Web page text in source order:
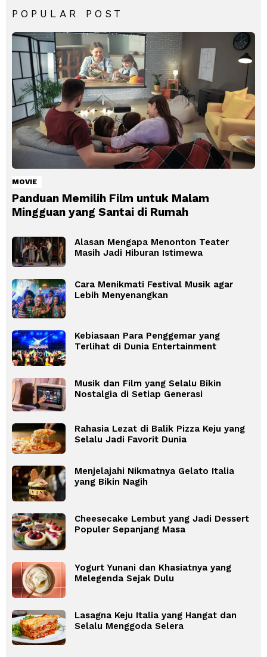
POPULAR POST
MOVIE
Panduan Memilih Film untuk Malam
Mingguan yang Santai di Rumah
Alasan Mengapa Menonton Teater
Masih Jadi Hiburan Istimewa
Cara Menikmati Festival Musik agar
Lebih Menyenangkan
Kebiasaan Para Penggemar yang
Terlihat di Dunia Entertainment
Musik dan Film yang Selalu Bikin
Nostalgia di Setiap Generasi
Rahasia Lezat di Balik Pizza Keju yang
Selalu Jadi Favorit Dunia
Menjelajahi Nikmatnya Gelato Italia
yang Bikin Nagih
Cheesecake Lembut yang Jadi Dessert
Populer Sepanjang Masa
Yogurt Yunani dan Khasiatnya yang
Melegenda Sejak Dulu
Lasagna Keju Italia yang Hangat dan
Selalu Menggoda Selera